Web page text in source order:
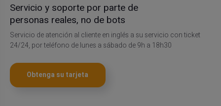
Servicio y soporte por parte de
personas reales, no de bots
Servicio de atención al cliente en inglés a su servicio con ticket
24/24, por teléfono de lunes a sábado de 9h a 18h30
Obtenga su tarjeta